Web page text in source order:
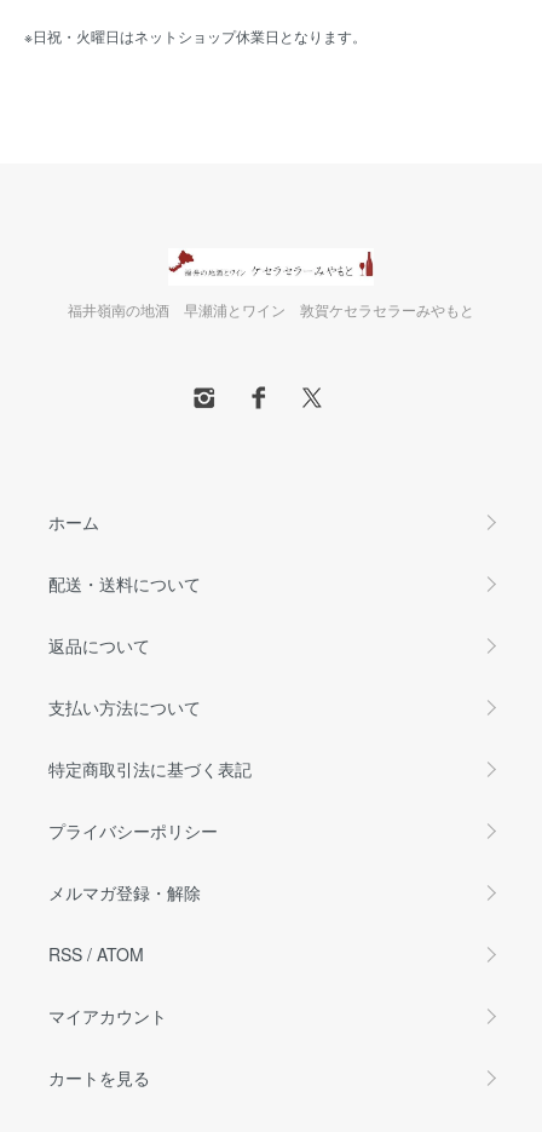
※日祝・火曜日はネットショップ休業日となります。
福井嶺南の地酒 早瀬浦とワイン 敦賀ケセラセラーみやもと
ホーム
配送・送料について
返品について
支払い方法について
特定商取引法に基づく表記
プライバシーポリシー
メルマガ登録・解除
RSS / ATOM
マイアカウント
カートを見る